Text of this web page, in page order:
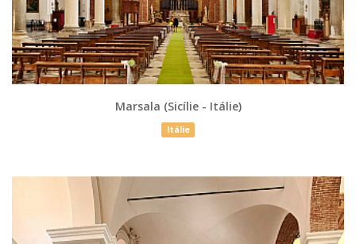
Marsala (Sicílie - Itálie)
Itálie